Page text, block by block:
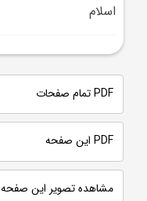
اسلام
PDF تمام صفحات
PDF این صفحه
مشاهده تصویر این صفحه